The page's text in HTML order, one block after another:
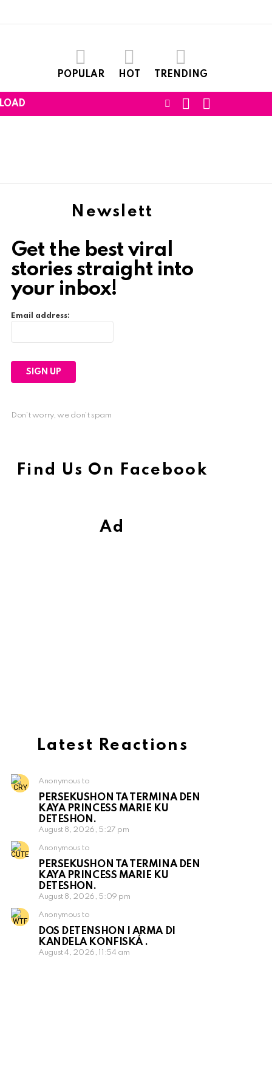
POPULAR HOT TRENDING
FOLLOWSEARCH
Newslett
Get the best viral
stories straight into
your inbox!
Email address:
Don't worry, we don't spam
Find Us On Facebook
Ad
Latest Reactions
Anonymous to
PERSEKUSHON TA TERMINA DEN
KAYA PRINCESS MARIE KU
DETESHON.
August 8, 2026, 5:27 pm
Anonymous to
PERSEKUSHON TA TERMINA DEN
KAYA PRINCESS MARIE KU
DETESHON.
August 8, 2026, 5:09 pm
Anonymous to
DOS DETENSHON I ARMA DI
KANDELA KONFISKÁ .
August 4, 2026, 11:54 am